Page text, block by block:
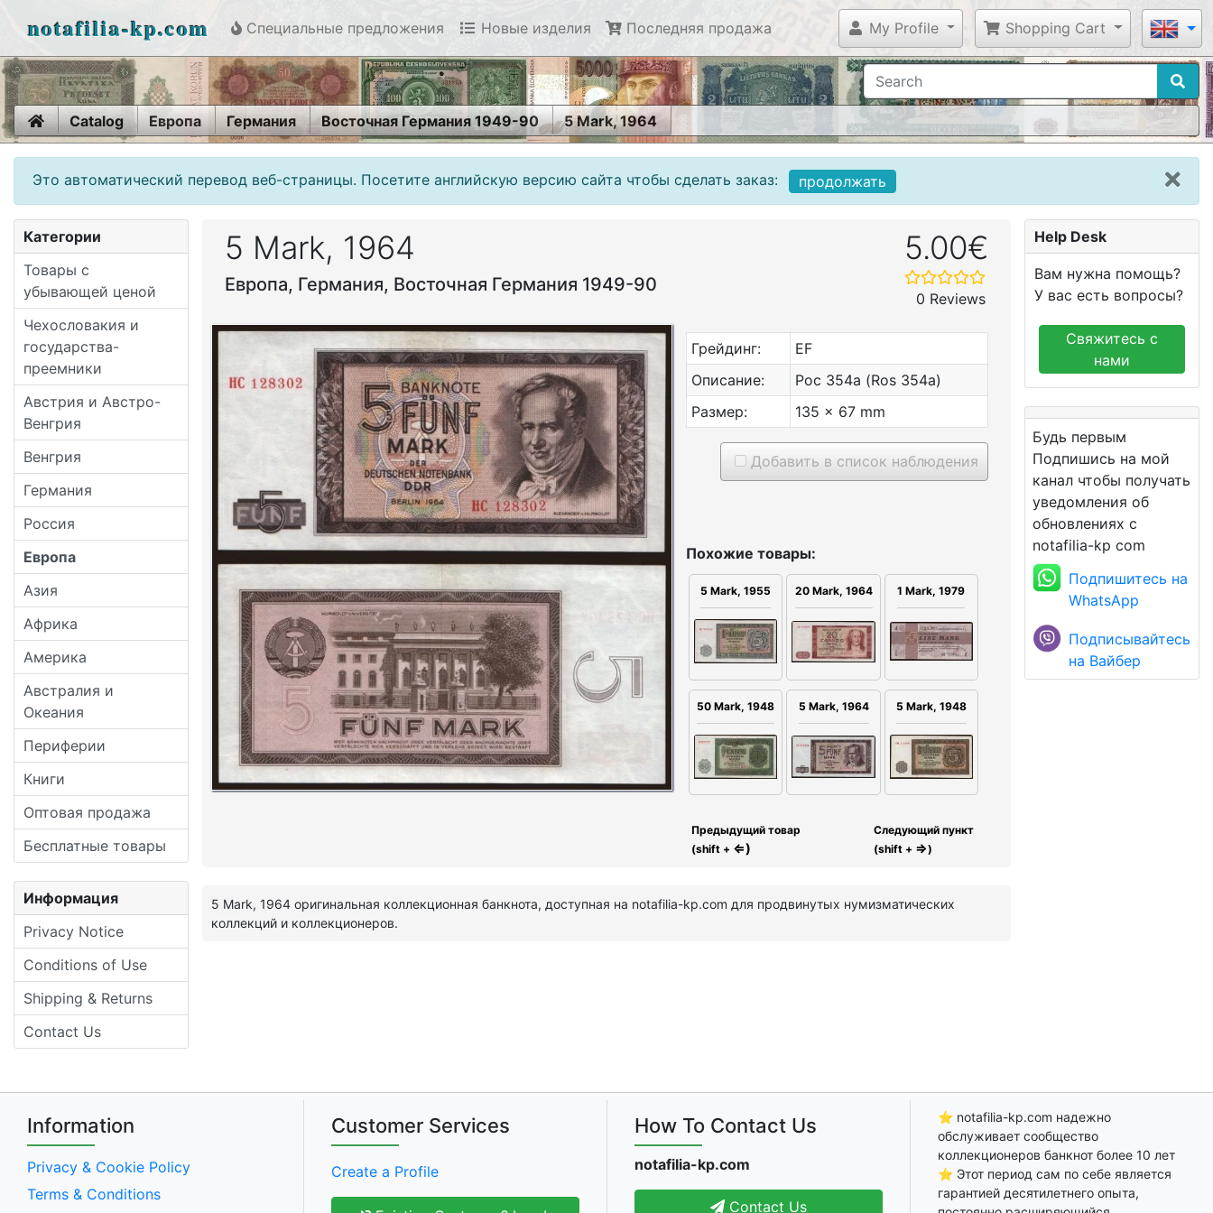
notafilia-kp.com Специальные предложения Новые изделия Последняя продажа My Profile Shopping Cart
HomeCatalog Европа Германия Восточная Германия 1949-90 5 Mark, 1964
Это автоматический перевод веб-страницы. Посетите английскую версию сайта чтобы сделать заказ: продолжать
Категории
Товары с
убывающей ценой
Чехословакия и
государства-
преемники
Австрия и Австро-
Венгрия
Венгрия
Германия
Россия
Европа
Азия
Африка
Америка
Австралия и
Океания
Периферии
Книги
Оптовая продажа
Бесплатные товары
Информация
Privacy Notice
Conditions of Use
Shipping & Returns
Contact Us
5 Mark, 1964
Европа, Германия, Восточная Германия 1949-90
5.00€
0 Reviews
Грейдинг:
EF
Описание:
Рос 354а (Ros 354a)
Размер:
135 x 67 mm
Добавить в список наблюдения
Похожие товары:
5 Mark, 1955 20 Mark, 1964 1 Mark, 1979
50 Mark, 1948 5 Mark, 1964 5 Mark, 1948
Предыдущий товар
(shift + ⇐)
Следующий пункт
(shift + ⇒)
5 Mark, 1964 оригинальная коллекционная банкнота, доступная на notafilia-kp.com для продвинутых нумизматических
коллекций и коллекционеров.
Help Desk
Вам нужна помощь?
У вас есть вопросы?
Свяжитесь с
нами
Будь первым
Подпишись на мой
канал чтобы получать
уведомления об
обновлениях с
notafilia-kp com
Подпишитесь на
WhatsApp
Подписывайтесь
на Вайбер
Information
Privacy & Cookie Policy
Terms & Conditions
Customer Services
Create a Profile
How To Contact Us
notafilia-kp.com
Contact Us
⭐ notafilia-kp.com надежно
обслуживает сообщество
коллекционеров банкнот более 10 лет
⭐ Этот период сам по себе является
гарантией десятилетнего опыта,